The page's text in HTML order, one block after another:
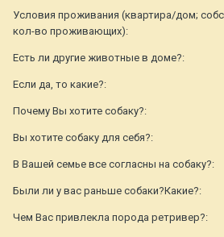
Условия проживания (квартира/дом;
кол-во проживающих):
Есть ли другие животные в доме?:
Если да, то какие?:
Почему Вы хотите собаку?:
Вы хотите собаку для себя?:
В Вашей семье все согласны на собаку?:
Были ли у вас раньше собаки?Какие?:
Чем Вас привлекла порода ретривер?: